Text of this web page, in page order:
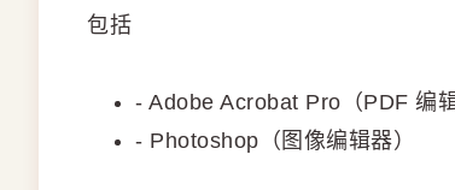
包括
- Adobe Acrobat Pro（PDF 编辑
- Photoshop（图像编辑器）